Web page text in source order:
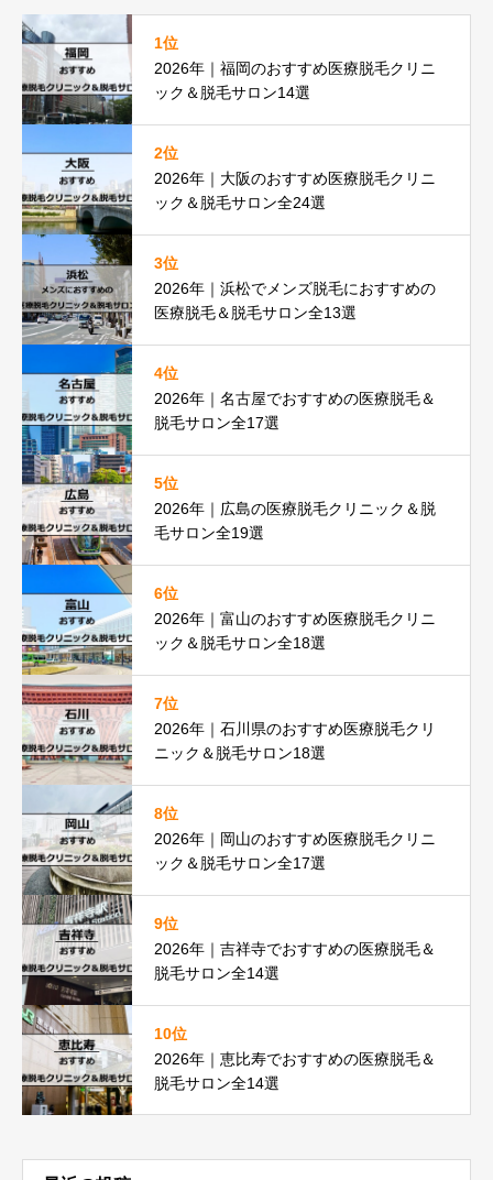
1位
2026年｜福岡のおすすめ医療脱毛クリニ
ック＆脱毛サロン14選
2位
2026年｜大阪のおすすめ医療脱毛クリニ
ック＆脱毛サロン全24選
3位
2026年｜浜松でメンズ脱毛におすすめの
医療脱毛＆脱毛サロン全13選
4位
2026年｜名古屋でおすすめの医療脱毛＆
脱毛サロン全17選
5位
2026年｜広島の医療脱毛クリニック＆脱
毛サロン全19選
6位
2026年｜富山のおすすめ医療脱毛クリニ
ック＆脱毛サロン全18選
7位
2026年｜石川県のおすすめ医療脱毛クリ
ニック＆脱毛サロン18選
8位
2026年｜岡山のおすすめ医療脱毛クリニ
ック＆脱毛サロン全17選
9位
2026年｜吉祥寺でおすすめの医療脱毛＆
脱毛サロン全14選
10位
2026年｜恵比寿でおすすめの医療脱毛＆
脱毛サロン全14選